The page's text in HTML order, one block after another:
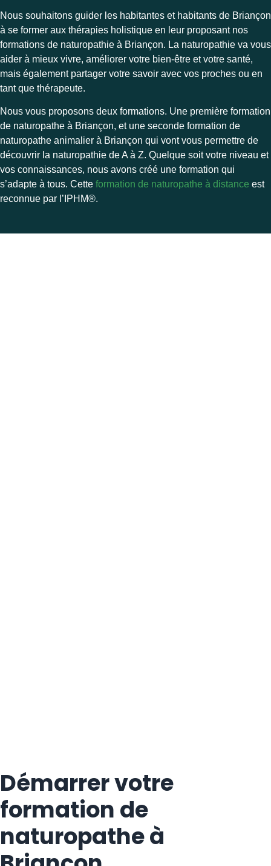
Nous souhaitons guider les habitantes et habitants de Briançon
à se former aux thérapies holistique en leur proposant nos
formations de naturopathie à Briançon. La naturopathie va vous
aider à mieux vivre, améliorer votre bien-être et votre santé,
mais également partager votre savoir avec vos proches ou en
tant que thérapeute.
Nous vous proposons deux formations. Une première formation
de naturopathe à Briançon, et une seconde formation de
naturopathe animalier à Briançon qui vont vous permettre de
découvrir la naturopathie de A à Z. Quelque soit votre niveau et
vos connaissances, nous avons créé une formation qui
s’adapte à tous. Cette formation de naturopathe à distance est
reconnue par l’ IPHM®.
Démarrer votre
formation de
naturopathe à